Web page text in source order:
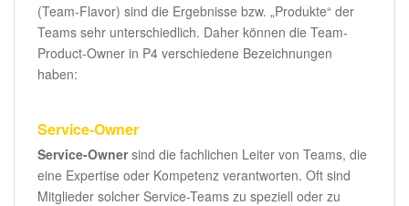
(Team-Flavor) sind die Ergebnisse bzw. „Produkte“ der
Teams sehr unterschiedlich. Daher können die Team-
Product-Owner in P4 verschiedene Bezeichnungen
haben:
Service-Owner
Service-Ownersind die fachlichen Leiter von Teams, die
eine Expertise oder Kompetenz verantworten. Oft sind
Mitglieder solcher Service-Teams zu speziell oder zu